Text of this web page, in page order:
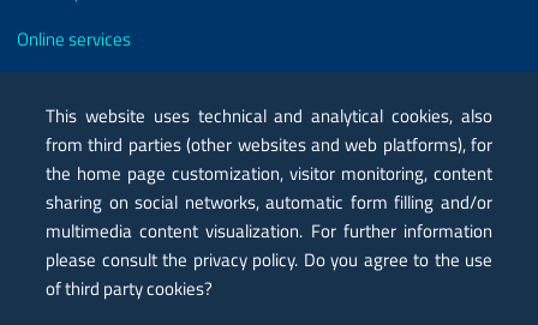
Online services
Certified mail PEC
Privacy
Legal notes
Contacts
This website uses technical and analytical cookies, also
from third parties (other websites and web platforms), for
the home page customization, visitor monitoring, content
sharing on social networks, automatic form filling and/or
multimedia content visualization. For further information
please consult the privacy policy. Do you agree to the use
of third party cookies?